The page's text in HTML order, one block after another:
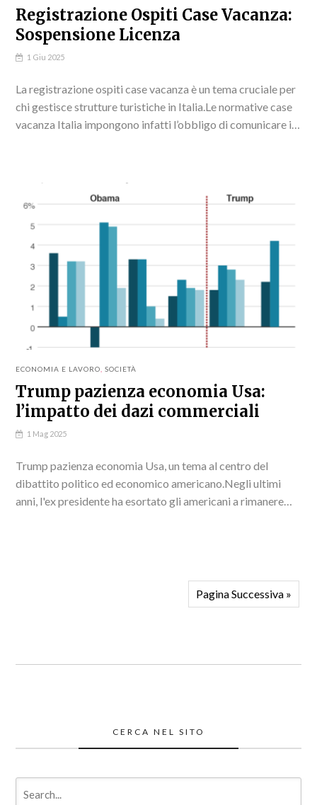
Registrazione Ospiti Case Vacanza:
Sospensione Licenza
1 Giu 2025
La registrazione ospiti case vacanza è un tema cruciale per
chi gestisce strutture turistiche in Italia.Le normative case
vacanza Italia impongono infatti l’obbligo di comunicare i
ECONOMIA E LAVORO ,SOCIETÀ
Trump pazienza economia Usa:
l’impatto dei dazi commerciali
1 Mag 2025
Trump pazienza economia Usa, un tema al centro del
dibattito politico ed economico americano.Negli ultimi
anni, l'ex presidente ha esortato gli americani a rimanere
Pagina Successiva »
CERCA NEL SITO